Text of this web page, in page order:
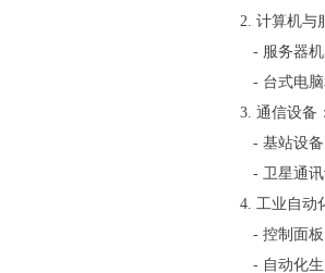
2. 计算机与
- 服务器机
- 台式电脑
3. 通信设备：
- 基站设备
- 卫星通讯
4. 工业自动
- 控制面板
- 自动化生